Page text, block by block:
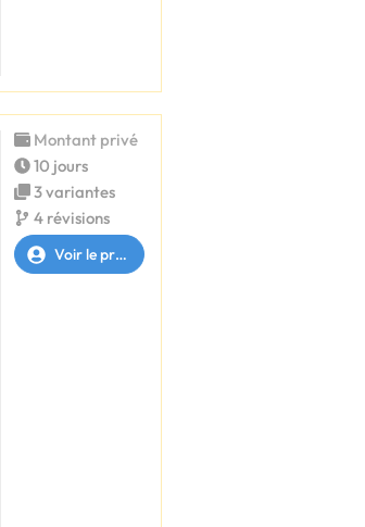
Montant privé
10 jours
3 variantes
4 révisions
Voir le profil